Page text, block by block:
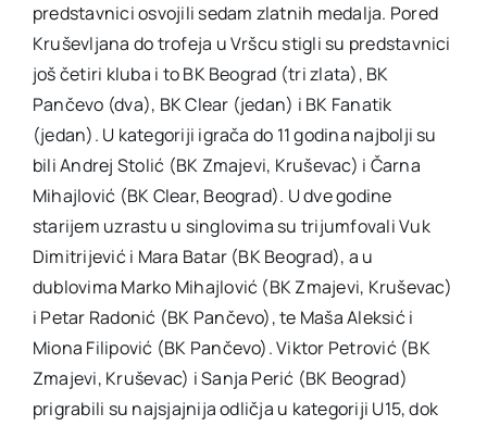
predstavnici osvojili sedam zlatnih medalja. Pored
Kruševljana do trofeja u Vršcu stigli su predstavnici
još četiri kluba i to BK Beograd (tri zlata), BK
Pančevo (dva), BK Clear (jedan) i BK Fanatik
(jedan). U kategoriji igrača do 11 godina najbolji su
bili Andrej Stolić (BK Zmajevi, Kruševac) i Čarna
Mihajlović (BK Clear, Beograd). U dve godine
starijem uzrastu u singlovima su trijumfovali Vuk
Dimitrijević i Mara Batar (BK Beograd), a u
dublovima Marko Mihajlović (BK Zmajevi, Kruševac)
i Petar Radonić (BK Pančevo), te Maša Aleksić i
Miona Filipović (BK Pančevo). Viktor Petrović (BK
Zmajevi, Kruševac) i Sanja Perić (BK Beograd)
prigrabili su najsjajnija odličja u kategoriji U15, dok